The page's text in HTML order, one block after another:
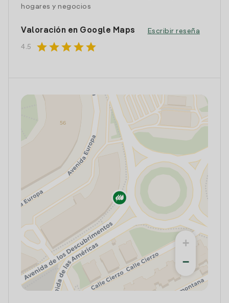
hogares y negocios
Valoración en Google Maps
4.5 starstarstarstarstar
Escribir reseña
+
−